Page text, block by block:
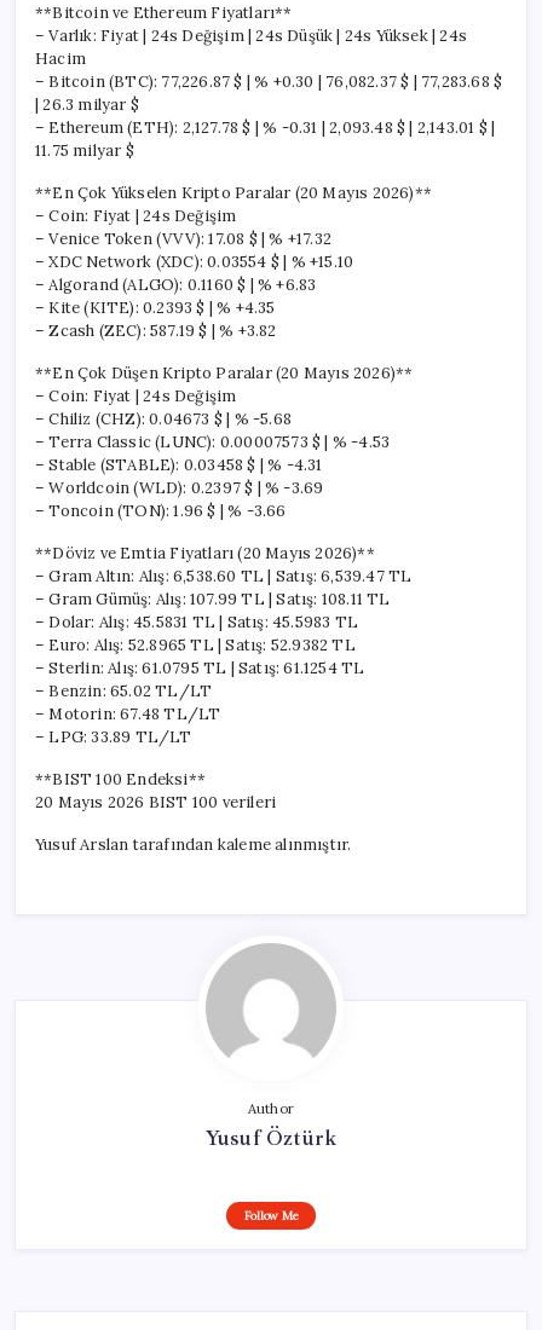
**Bitcoin ve Ethereum Fiyatları**
– Varlık: Fiyat | 24s Değişim | 24s Düşük | 24s Yüksek | 24s
Hacim
– Bitcoin (BTC): 77,226.87 $ | % +0.30 | 76,082.37 $ | 77,283.68 $
| 26.3 milyar $
– Ethereum (ETH): 2,127.78 $ | % -0.31 | 2,093.48 $ | 2,143.01 $ |
11.75 milyar $
**En Çok Yükselen Kripto Paralar (20 Mayıs 2026)**
– Coin: Fiyat | 24s Değişim
– Venice Token (VVV): 17.08 $ | % +17.32
– XDC Network (XDC): 0.03554 $ | % +15.10
– Algorand (ALGO): 0.1160 $ | % +6.83
– Kite (KITE): 0.2393 $ | % +4.35
– Zcash (ZEC): 587.19 $ | % +3.82
**En Çok Düşen Kripto Paralar (20 Mayıs 2026)**
– Coin: Fiyat | 24s Değişim
– Chiliz (CHZ): 0.04673 $ | % -5.68
– Terra Classic (LUNC): 0.00007573 $ | % -4.53
– Stable (STABLE): 0.03458 $ | % -4.31
– Worldcoin (WLD): 0.2397 $ | % -3.69
– Toncoin (TON): 1.96 $ | % -3.66
**Döviz ve Emtia Fiyatları (20 Mayıs 2026)**
– Gram Altın: Alış: 6,538.60 TL | Satış: 6,539.47 TL
– Gram Gümüş: Alış: 107.99 TL | Satış: 108.11 TL
– Dolar: Alış: 45.5831 TL | Satış: 45.5983 TL
– Euro: Alış: 52.8965 TL | Satış: 52.9382 TL
– Sterlin: Alış: 61.0795 TL | Satış: 61.1254 TL
– Benzin: 65.02 TL/LT
– Motorin: 67.48 TL/LT
– LPG: 33.89 TL/LT
**BIST 100 Endeksi**
20 Mayıs 2026 BIST 100 verileri
Yusuf Arslan tarafından kaleme alınmıştır.
Author
Yusuf Öztürk
Follow Me